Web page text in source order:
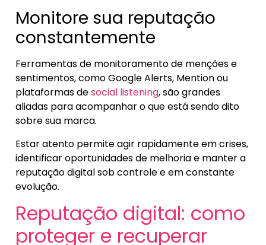
Monitore sua reputação
constantemente
Ferramentas de monitoramento de menções e
sentimentos, como Google Alerts, Mention ou
plataformas desocial listening, são grandes
aliadas para acompanhar o que está sendo dito
sobre sua marca.
Estar atento permite agir rapidamente em crises,
identificar oportunidades de melhoria e manter a
reputação digital sob controle e em constante
evolução.
Reputação digital: como
proteger e recuperar